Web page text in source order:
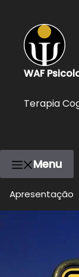
WAF
Terapia
Menu
Apresentação